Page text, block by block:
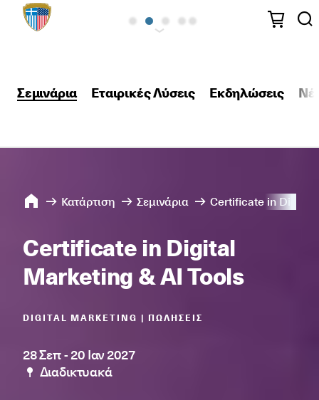
Σεμινάρια Εταιρικές Λύσεις Εκδηλώσεις
Κατάρτιση Σεμινάρια Certificate in Digital
Certificate in Digital
Marketing & AI Tools
DIGITAL MARKETING | ΠΩΛΉΣΕΙΣ
28 Σεπ-20 Ιαν 2027
Διαδικτυακά